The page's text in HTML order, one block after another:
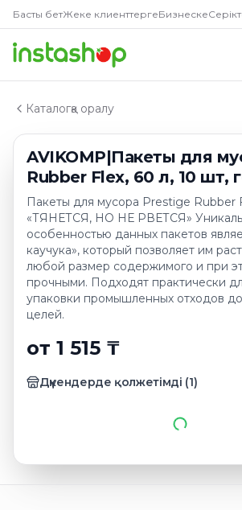
Басты бетЖеке клиенттергеБизнеске
Каталогқа оралу
AVIKOMP|Пакеты для
Rubber Flex, 60 л, 10 шт,
Пакеты для мусора Prestige Rubber
«ТЯНЕТСЯ, НО НЕ РВЕТСЯ»
особенностью данных пакетов
каучука», который позволяет им
любой размер содержимого и при
прочными. Подходят практически
упаковки промышленных отходов
целей.
от 1 515 ₸
Дүкендерде қолжетімді (1)
Главная
Каталог
Пакеты для мусора
AVIKOMP|Пакеты для мусора
Купить